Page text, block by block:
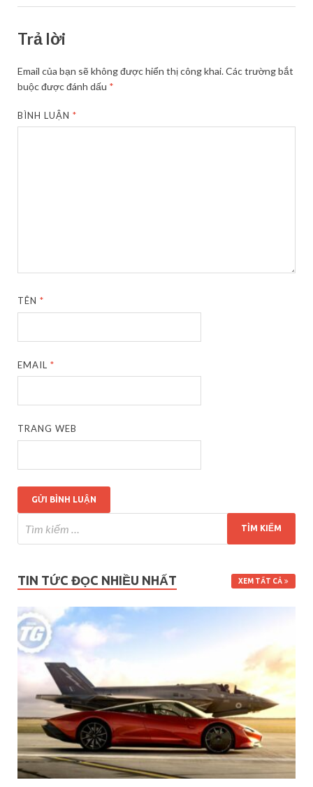
Trả lời
Email của bạn sẽ không được hiển thị công khai.Các trường bắt
buộc được đánh dấu *
BÌNH LUẬN*
TÊN*
EMAIL*
TRANG WEB
TIN TỨC ĐỌC NHIỀU NHẤT XEM TẤT CẢ